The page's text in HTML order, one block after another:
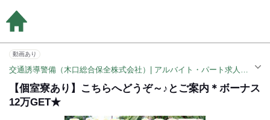
動画あり
交通誘導警備（木口総合保全株式会社）| アルバイト・パート求人（鶴ヶ峰駅）
【個室寮あり】こちらへどうぞ～♪とご案内＊ボーナス
12万GET★